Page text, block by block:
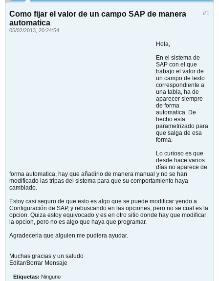
#1
Como fijar el valor de un campo SAP de manera
automatica
05/02/2013, 20:24:54
Hola,
En el sistema de
SAP con el que
trabajo el valor de
un campo de texto
correspondiente a
una tabla, ha de
aparecer siempre
de forma
automatica. De
hecho esta
parametrizado para
que salga de esa
forma.
Lo curioso es que
desde hace varios
días no aparece de
forma automatica, hay que añadirlo de manera manual y no se han
modificado las tripas del sistema para que su comportamiento haya
cambiado.
Estoy casi seguro de que esto es algo que se puede modificar yendo a
Configuración de SAP, y rebuscando en las opciones, pero no se cual es la
opcion. Quiza estoy equivocado y es en otro sitio donde hay que modificar
la opcion, pero no es algo que haya que programar.
Agradeceria que alguien me pudiera ayudar.
Muchas gracias y un saludo
Editar/Borrar Mensaje
Etiquetas: Ninguno